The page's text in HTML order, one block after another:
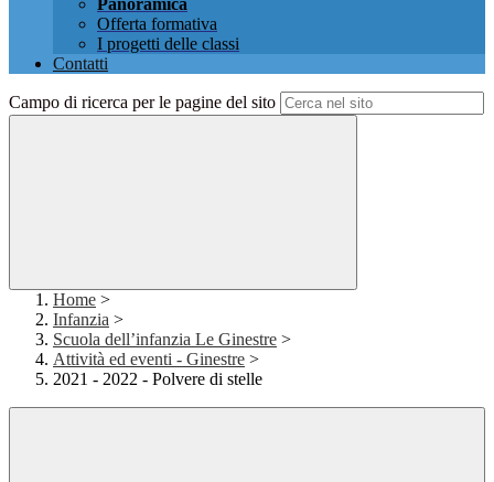
Panoramica
Offerta formativa
I progetti delle classi
Contatti
Campo di ricerca per le pagine del sito
Home >
Infanzia >
Scuola dell’infanzia Le Ginestre >
Attività ed eventi - Ginestre >
2021 - 2022 - Polvere di stelle